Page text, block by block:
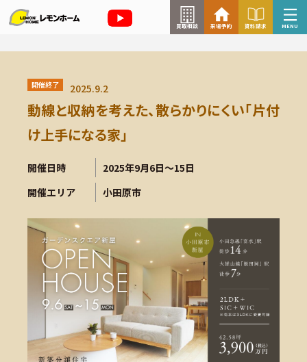
買取相談 来場予約 資料請求 MENU
TOP
イベント情報
お知らせ
コラム
お客様の声
開催終了 2025.9.2
動線と収納を考えた、散らかりにくい「片付
け上手になる家」
開催日時
2025年9月6日～15日
開催エリア
小田原市